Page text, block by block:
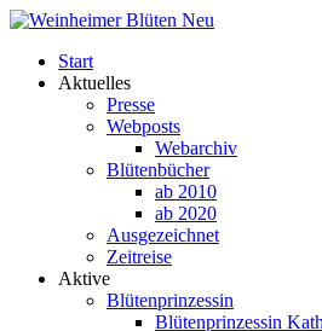
Start
Aktuelles
Presse
Webposts
Webarchiv
Blütenbücher
ab 2010
ab 2020
Ausgezeichnet
Zeitreise
Aktive
Blütenprinzessin
Blütenprinzessin